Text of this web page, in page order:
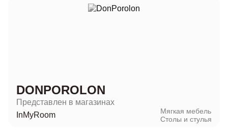
DONPOROLON
Представлен в магазинах
InMyRoom
Мягкая мебель
Столы и стулья